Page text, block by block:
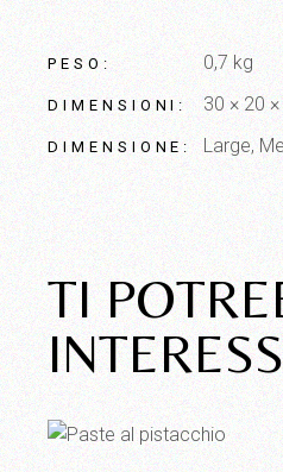
PESO 0,7 kg
DIMENSIONI 30 × 20
DIMENSIONE Large,
TI
Aggiungi